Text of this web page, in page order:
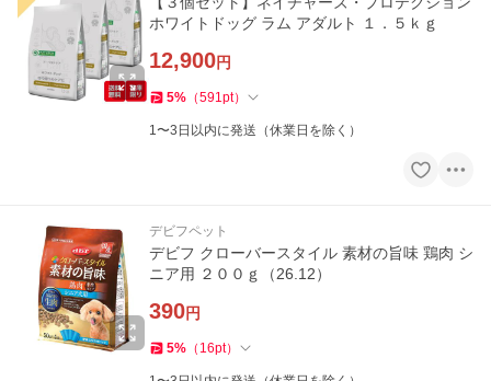
ホワイトドッグ ラム アダルト １．５ｋｇ
12,900円
5% （591pt）
1〜3日以内に発送（休業日を除く）
デビフペット
デビフ クローバースタイル 素材の旨味 鶏肉 シ
ニア用 ２００ｇ（26.12）
390円
5% （ 16pt）